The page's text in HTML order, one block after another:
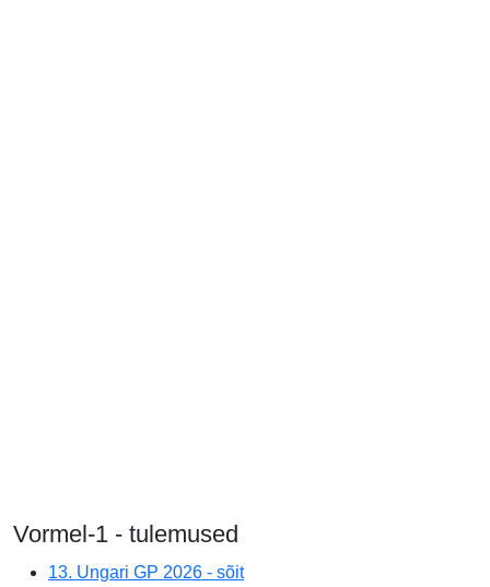
Vormel-1 - tulemused
13. Ungari GP 2026 - sõit